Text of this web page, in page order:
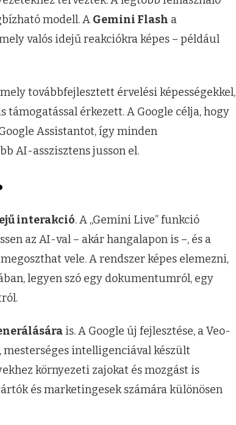
modell. A Gemini Flash a
valós idejű reakciókra képes – például
továbbfejlesztett érvelési képességekkel,
érkezett. A Google célja, hogy
Assistantot, így minden
AI-asszisztens jusson el.
interakció. A „Gemini Live” funkció
az AI-val – akár hangalapon is –, és a
vele. A rendszer képes elemezni,
legyen szó egy dokumentumról, egy
is. A Google új fejlesztése, a Veo-
mesterséges intelligenciával készült
környezeti zajokat és mozgást is
és marketingesek számára különösen